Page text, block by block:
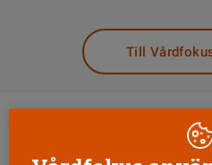
Till